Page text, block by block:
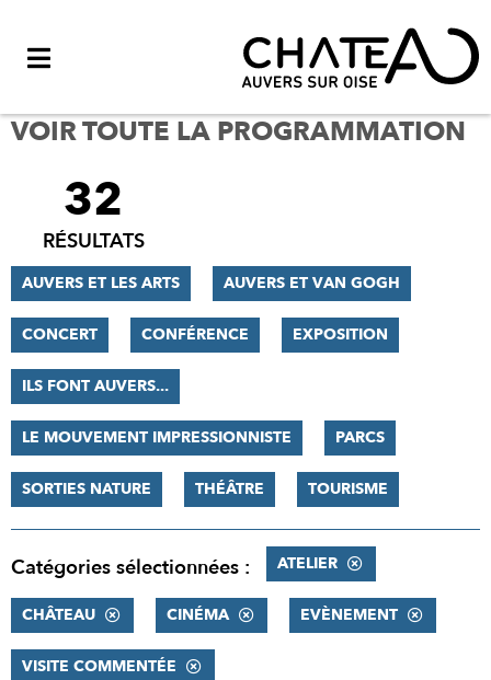
VOIR TOUTE LA PROGRAMMATION
FILTRER
RÉSULTATS
32
RÉSULTATS
AUVERS ET LES ARTS AUVERS ET VAN GOGH
CONCERT CONFÉRENCE EXPOSITION
ILS FONT AUVERS...
LE MOUVEMENT IMPRESSIONNISTE PARCS
SORTIES NATURE THÉÂTRE TOURISME
Catégories sélectionnées : ATELIER
CHÂTEAU CINÉMA EVÈNEMENT
VISITE COMMENTÉE